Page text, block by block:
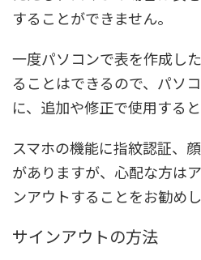
することができません。
一度パソコンで表を作成し
ることはできるので、パソ
に、追加や修正で使用すると
スマホの機能に指紋認証、
がありますが、心配な方は
ンアウトすることをお勧めし
サインアウトの方法